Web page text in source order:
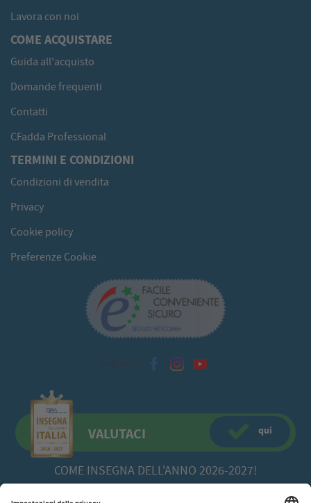
Lavora con noi
COME ACQUISTARE
Guida all'acquisto
Domande frequenti
Contatti
CFadda Professional
TERMINI E CONDIZIONI
Condizioni di vendita
Privacy
Cookie policy
Preferenze Cookie
Seguici su
VALUTACI
COME INSEGNA DELL'ANNO 2026-2027!
qui